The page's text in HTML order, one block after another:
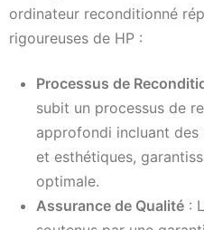
ordinateur reconditionné
rigoureuses de HP :
Processus de
subit un processus de
approfondi incluant
et esthétiques,
optimale.
Assurance de Qualité :